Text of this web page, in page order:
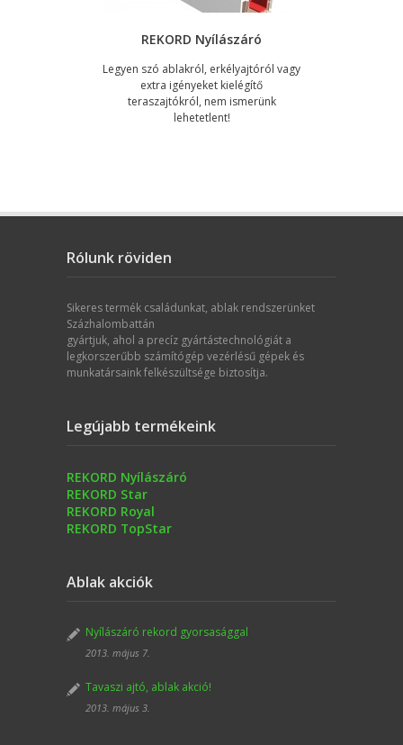
REKORD Nyílászáró
Legyen szó ablakról, erkélyajtóról vagy
extra igényeket kielégítő
teraszajtókról, nem ismerünk
lehetetlent!
Rólunk röviden
Sikeres termék családunkat, ablak rendszerünket
Százhalombattán
gyártjuk, ahol a precíz gyártástechnológiát a
legkorszerűbb számítógép vezérlésű gépek és
munkatársaink felkészültsége biztosítja.
Legújabb termékeink
REKORD Nyílászáró
REKORD Star
REKORD Royal
REKORD TopStar
Ablak akciók
Nyílászáró rekord gyorsasággal
2013. május 7.
Tavaszi ajtó, ablak akció!
2013. május 3.